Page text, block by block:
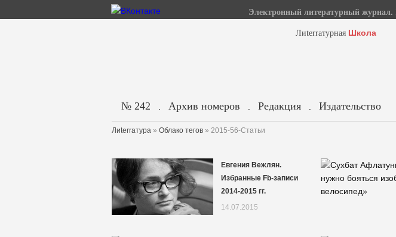
Электронный литературный журнал.
Лиterraтурная Школа
№ 242 . Архив номеров . Редакция . Издательство
Лиterraтура » Облако тегов » 2015-56-Статьи
Евгения Вежлян.
Избранные Fb-записи
2014-2015 гг.
14.07.2015